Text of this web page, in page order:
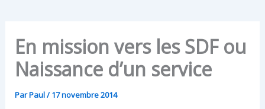
En mission vers les SDF ou
Naissance d’un service
ParPaul/17 novembre 2014